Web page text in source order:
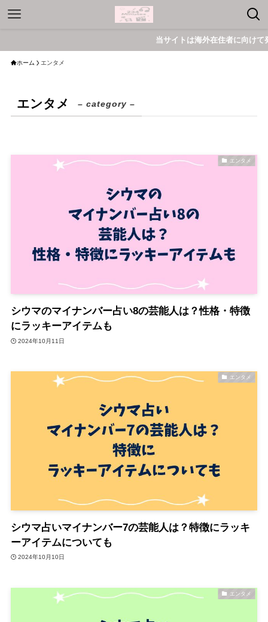
当サイトは海外在住者に向けて発信
ホーム エンタメ
エンタメ – category –
エンタメ
シウマのマイナンバー占い8の芸能人は？性格・特徴
にラッキーアイテムも
2024年10月11日
エンタメ
シウマ占いマイナンバー7の芸能人は？特徴にラッキ
ーアイテムについても
2024年10月10日
エンタメ